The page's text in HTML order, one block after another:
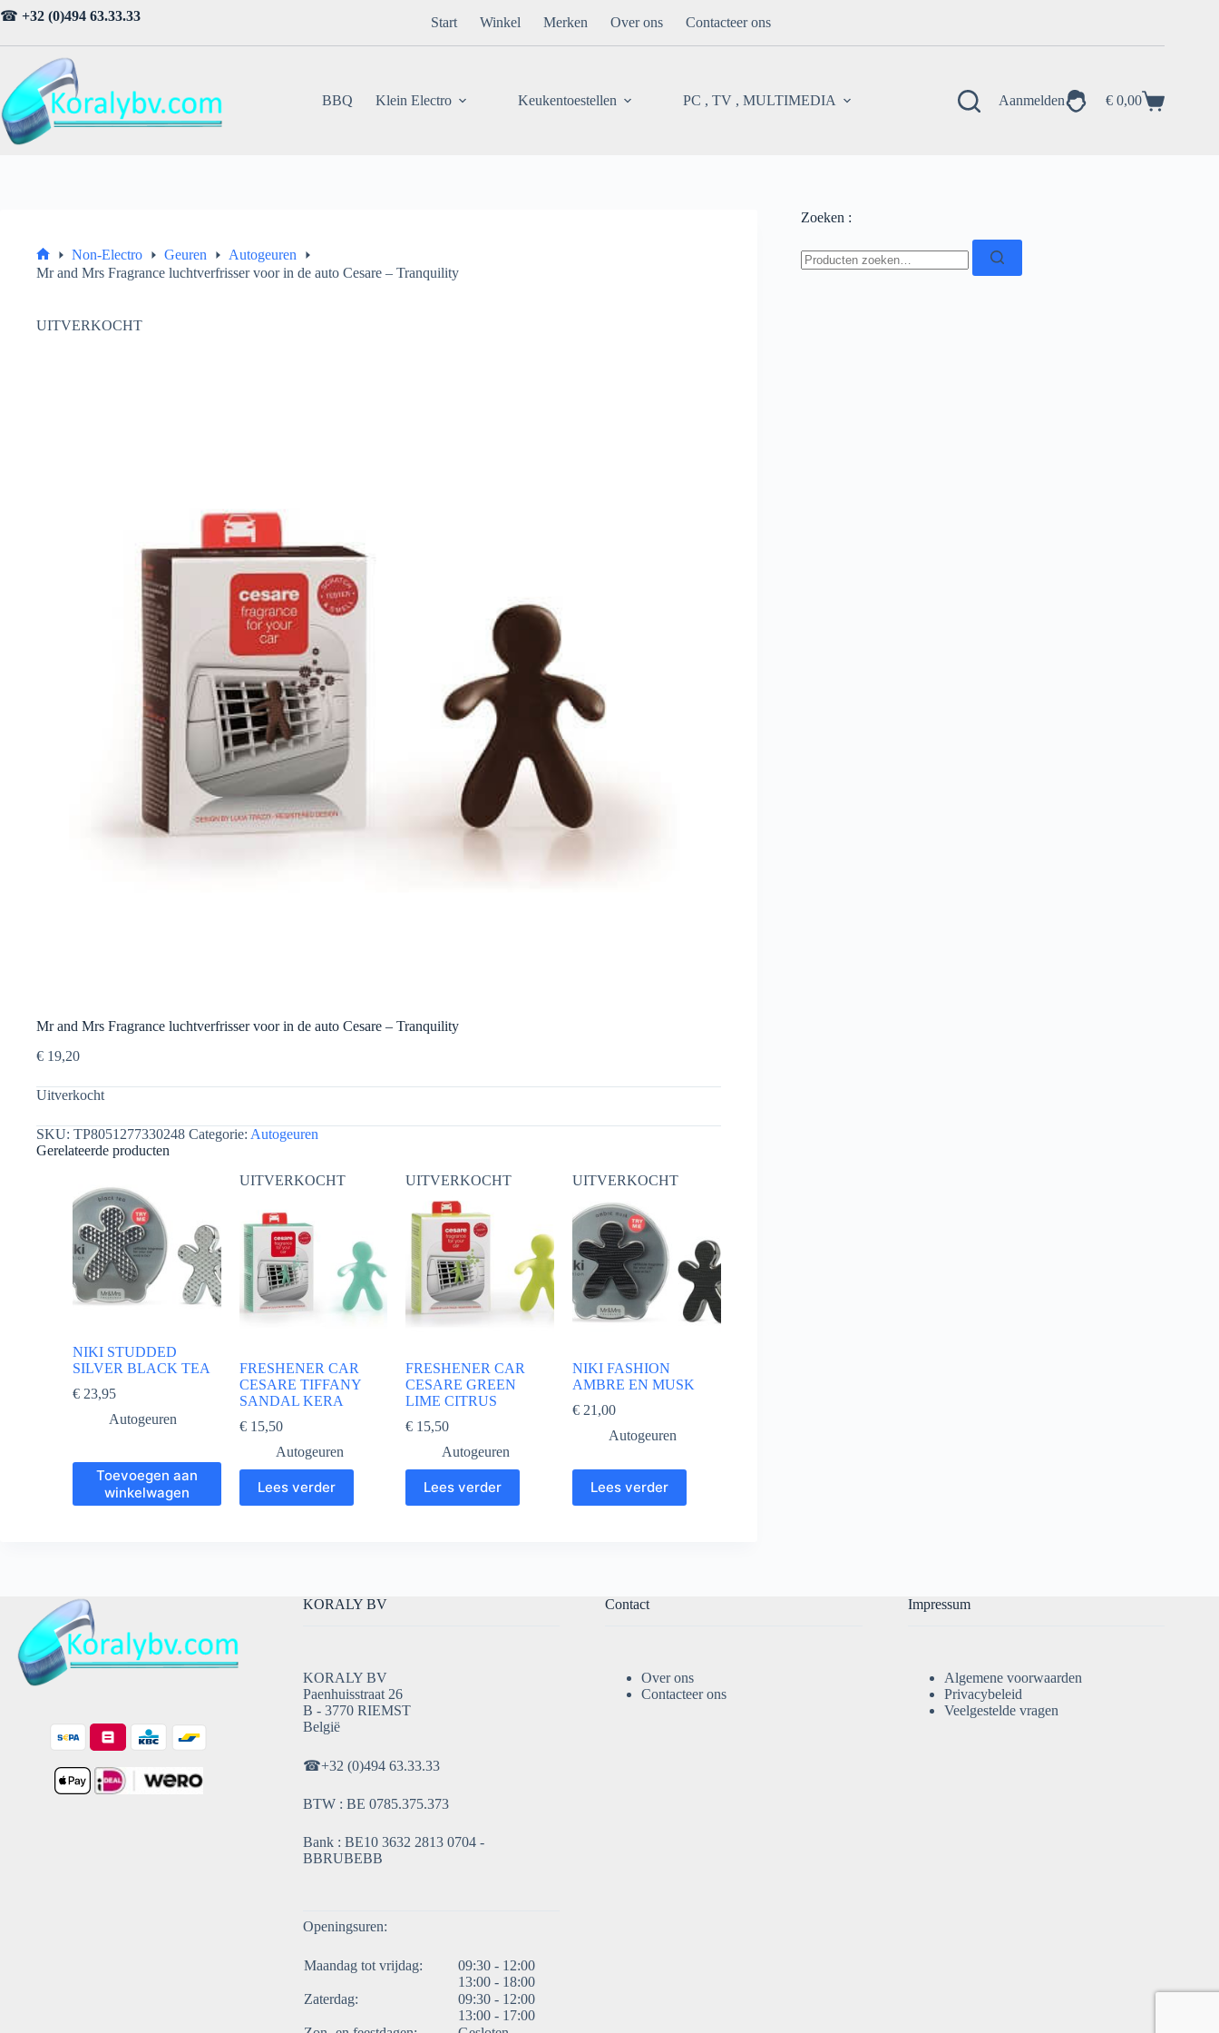
Ga
naar
☎ +32 (0)494 63.33.33 Start Winkel Merken Over ons Contacteer ons
BBQ Klein Electro Keukentoestellen PC , TV , MULTIMEDIA Aanmelden Winkelwagen
€ 0,00
Home
Non-Electro Geuren
Autogeuren
Mr and Mrs Fragrance luchtverfrisser voor in de auto Cesare – Tranquility
UITVERKOCHT
Mr and Mrs Fragrance luchtverfrisser voor in de auto Cesare – Tranquility
€ 19,20
Uitverkocht
SKU: TP8051277330248 Categorie: Autogeuren
Gerelateerde producten
NIKI STUDDED
SILVER BLACK TEA
€ 23,95
Autogeuren
Toevoegen aan
winkelwagen
UITVERKOCHT
FRESHENER CAR
CESARE TIFFANY
SANDAL KERA
€15,50
Autogeuren
Lees verder
UITVERKOCHT
FRESHENER CAR
CESARE GREEN
LIME CITRUS
€ 15,50
Autogeuren
Lees verder
UITVERKOCHT
NIKI FASHION
AMBRE EN MUSK
€21,00
Autogeuren
Lees verder
Zoeken :
naar:
KORALY BV
KORALY BV
Paenhuisstraat 26
B - 3770 RIEMST
België
☎+32 (0)494 63.33.33
BTW : BE 0785.375.373
Bank : BE10 3632 2813 0704 -
BBRUBEBB
Openingsuren:
Maandag tot vrijdag:
09:30 - 12:00
13:00 - 18:00
Zaterdag:
09:30 - 12:00
13:00 - 17:00
Contact
Over ons
Contacteer ons
Impressum
Algemene voorwaarden
Privacybeleid
Veelgestelde vragen